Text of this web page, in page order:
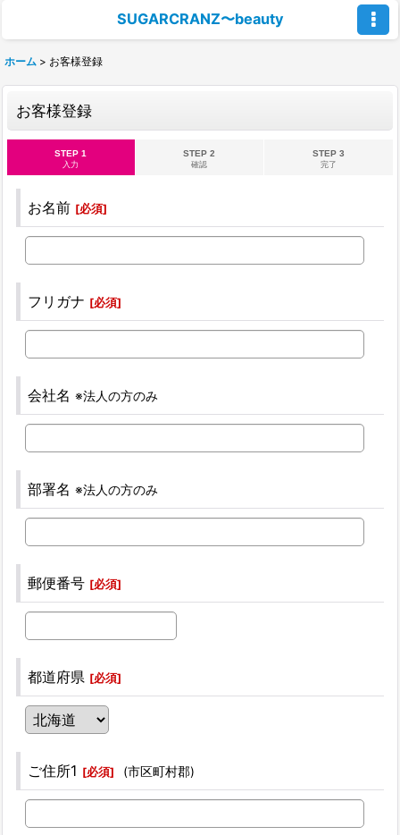
SUGARCRANZ〜beauty
ホーム > お客様登録
お客様登録
STEP 1
入力
STEP 2
確認
STEP 3
完了
お名前 [必須]
フリガナ [必須]
会社名 ※法人の方のみ
部署名 ※法人の方のみ
郵便番号 [必須]
都道府県 [必須]
ご住所1 [必須] (市区町村郡)